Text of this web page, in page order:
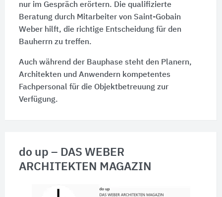
nur im Gespräch erörtern. Die qualifizierte
Beratung durch Mitarbeiter von Saint-Gobain
Weber hilft, die richtige Entscheidung für den
Bauherrn zu treffen.
Auch während der Bauphase steht den Planern,
Architekten und Anwendern kompetentes
Fachpersonal für die Objektbetreuung zur
Verfügung.
do up – DAS WEBER
ARCHITEKTEN MAGAZIN